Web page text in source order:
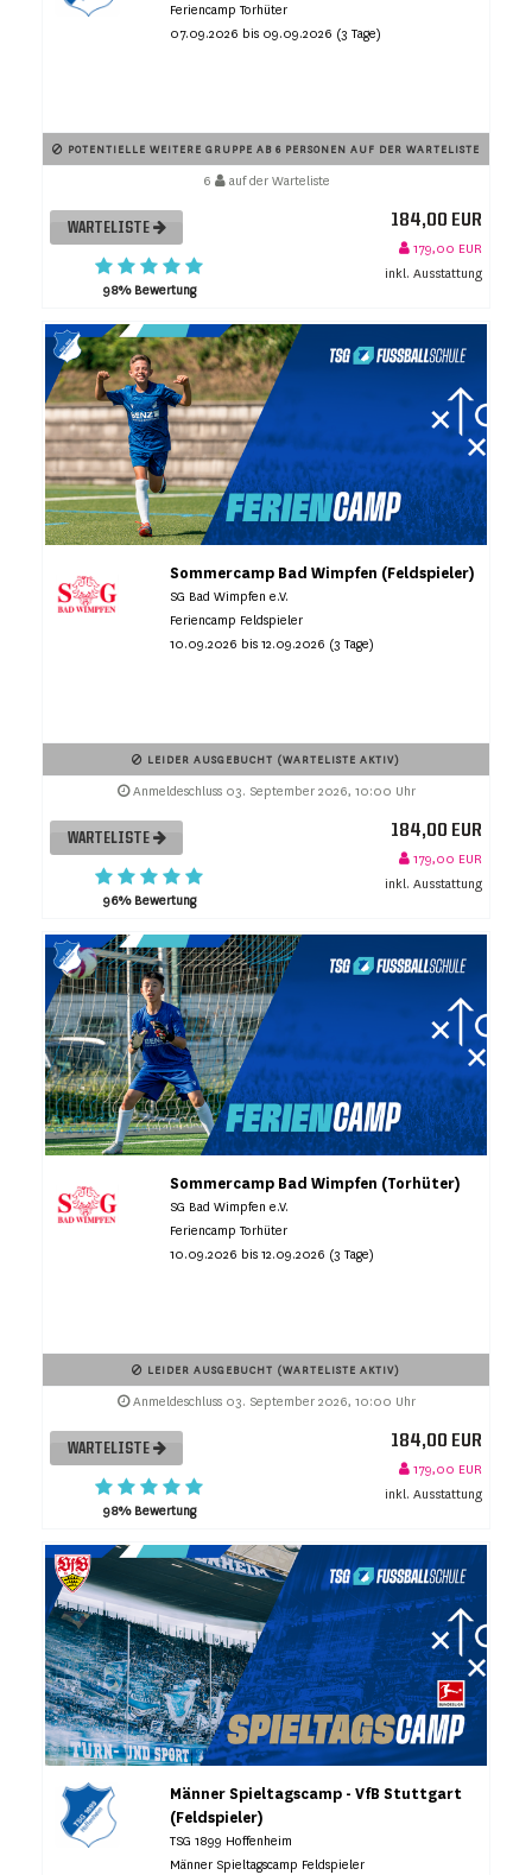
Feriencamp Torhüter
07.09.2026 bis 09.09.2026 (3 Tage)
POTENTIELLE WEITERE GRUPPE AB 6 PERSONEN AUF DER WARTELISTE
6 auf der Warteliste
WARTELISTE
98% Bewertung
184,00 EUR
179,00 EUR
inkl. Ausstattung
Sommercamp Bad Wimpfen (Feldspieler)
SG Bad Wimpfen e.V.
Feriencamp Feldspieler
10.09.2026 bis 12.09.2026 (3 Tage)
LEIDER AUSGEBUCHT (WARTELISTE AKTIV)
Anmeldeschluss 03. September 2026, 10:00 Uhr
WARTELISTE
96% Bewertung
184,00 EUR
179,00 EUR
inkl. Ausstattung
Sommercamp Bad Wimpfen (Torhüter)
SG Bad Wimpfen e.V.
Feriencamp Torhüter
10.09.2026 bis 12.09.2026 (3 Tage)
LEIDER AUSGEBUCHT (WARTELISTE AKTIV)
Anmeldeschluss 03. September 2026, 10:00 Uhr
WARTELISTE
98% Bewertung
184,00 EUR
179,00 EUR
inkl. Ausstattung
Männer Spieltagscamp - VfB Stuttgart
(Feldspieler)
TSG 1899 Hoffenheim
Männer Spieltagscamp Feldspieler